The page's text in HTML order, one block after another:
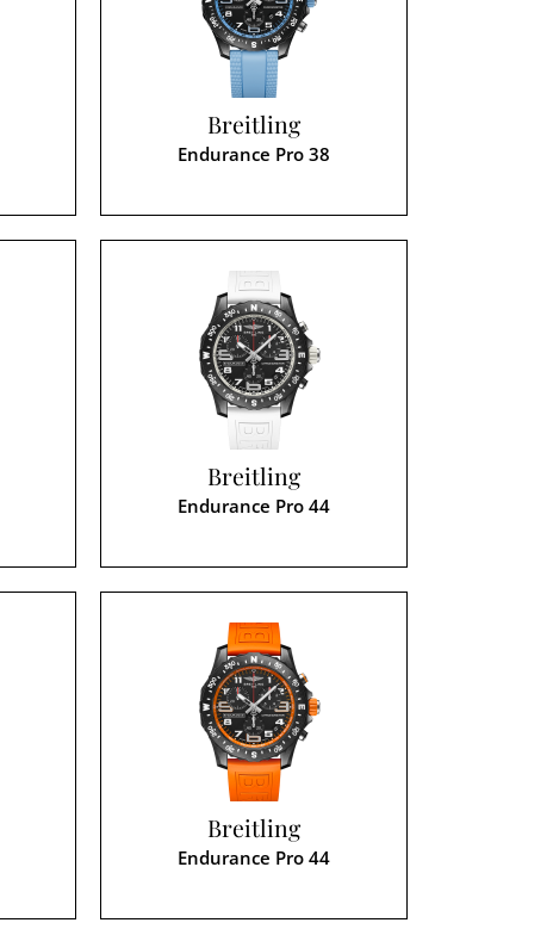
Breitling
Endurance Pro 38
Breitling
Endurance Pro 44
Breitling
Endurance Pro 44